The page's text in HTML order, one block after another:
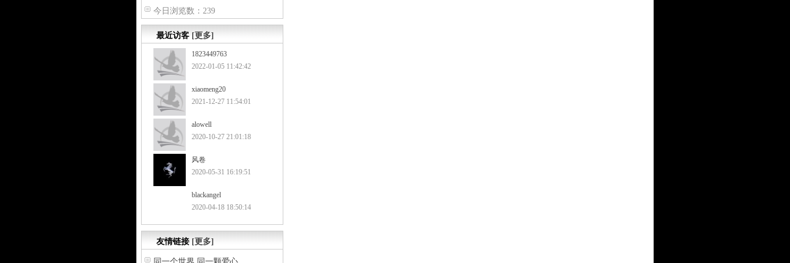
今日浏览数：239
最近访客 [更多]
1823449763
2022-01-05 11:42:42
xiaomeng20
2021-12-27 11:54:01
alowell
2020-10-27 21:01:18
风卷
2020-05-31 16:19:51
blackangel
2020-04-18 18:50:14
友情链接 [更多]